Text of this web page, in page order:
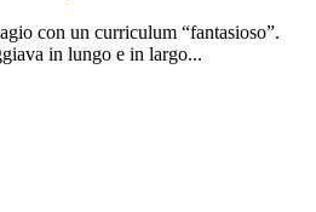
con un curriculum “fantasioso”.
in lungo e in largo...